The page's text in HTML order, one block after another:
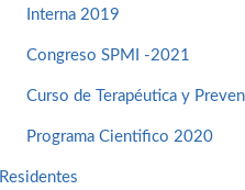
Interna 2019
Congreso SPMI -2021
Curso de Terapéutica y
Programa Cientifico 2020
Residentes